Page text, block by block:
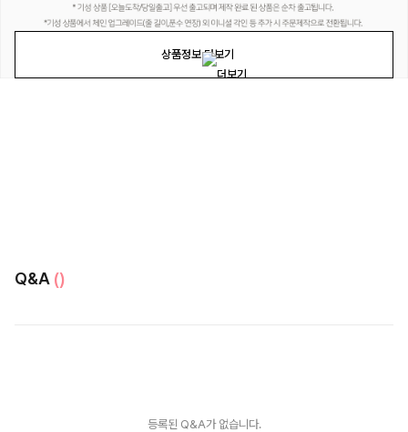
상품정보 더보기
Q&A ()
등록된 Q&A가 없습니다.